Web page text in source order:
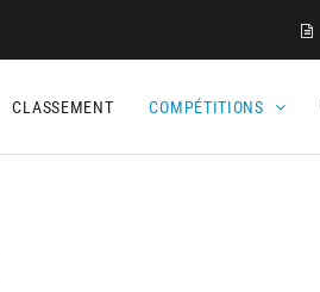
CLASSEMENT COMPÉTITIONS